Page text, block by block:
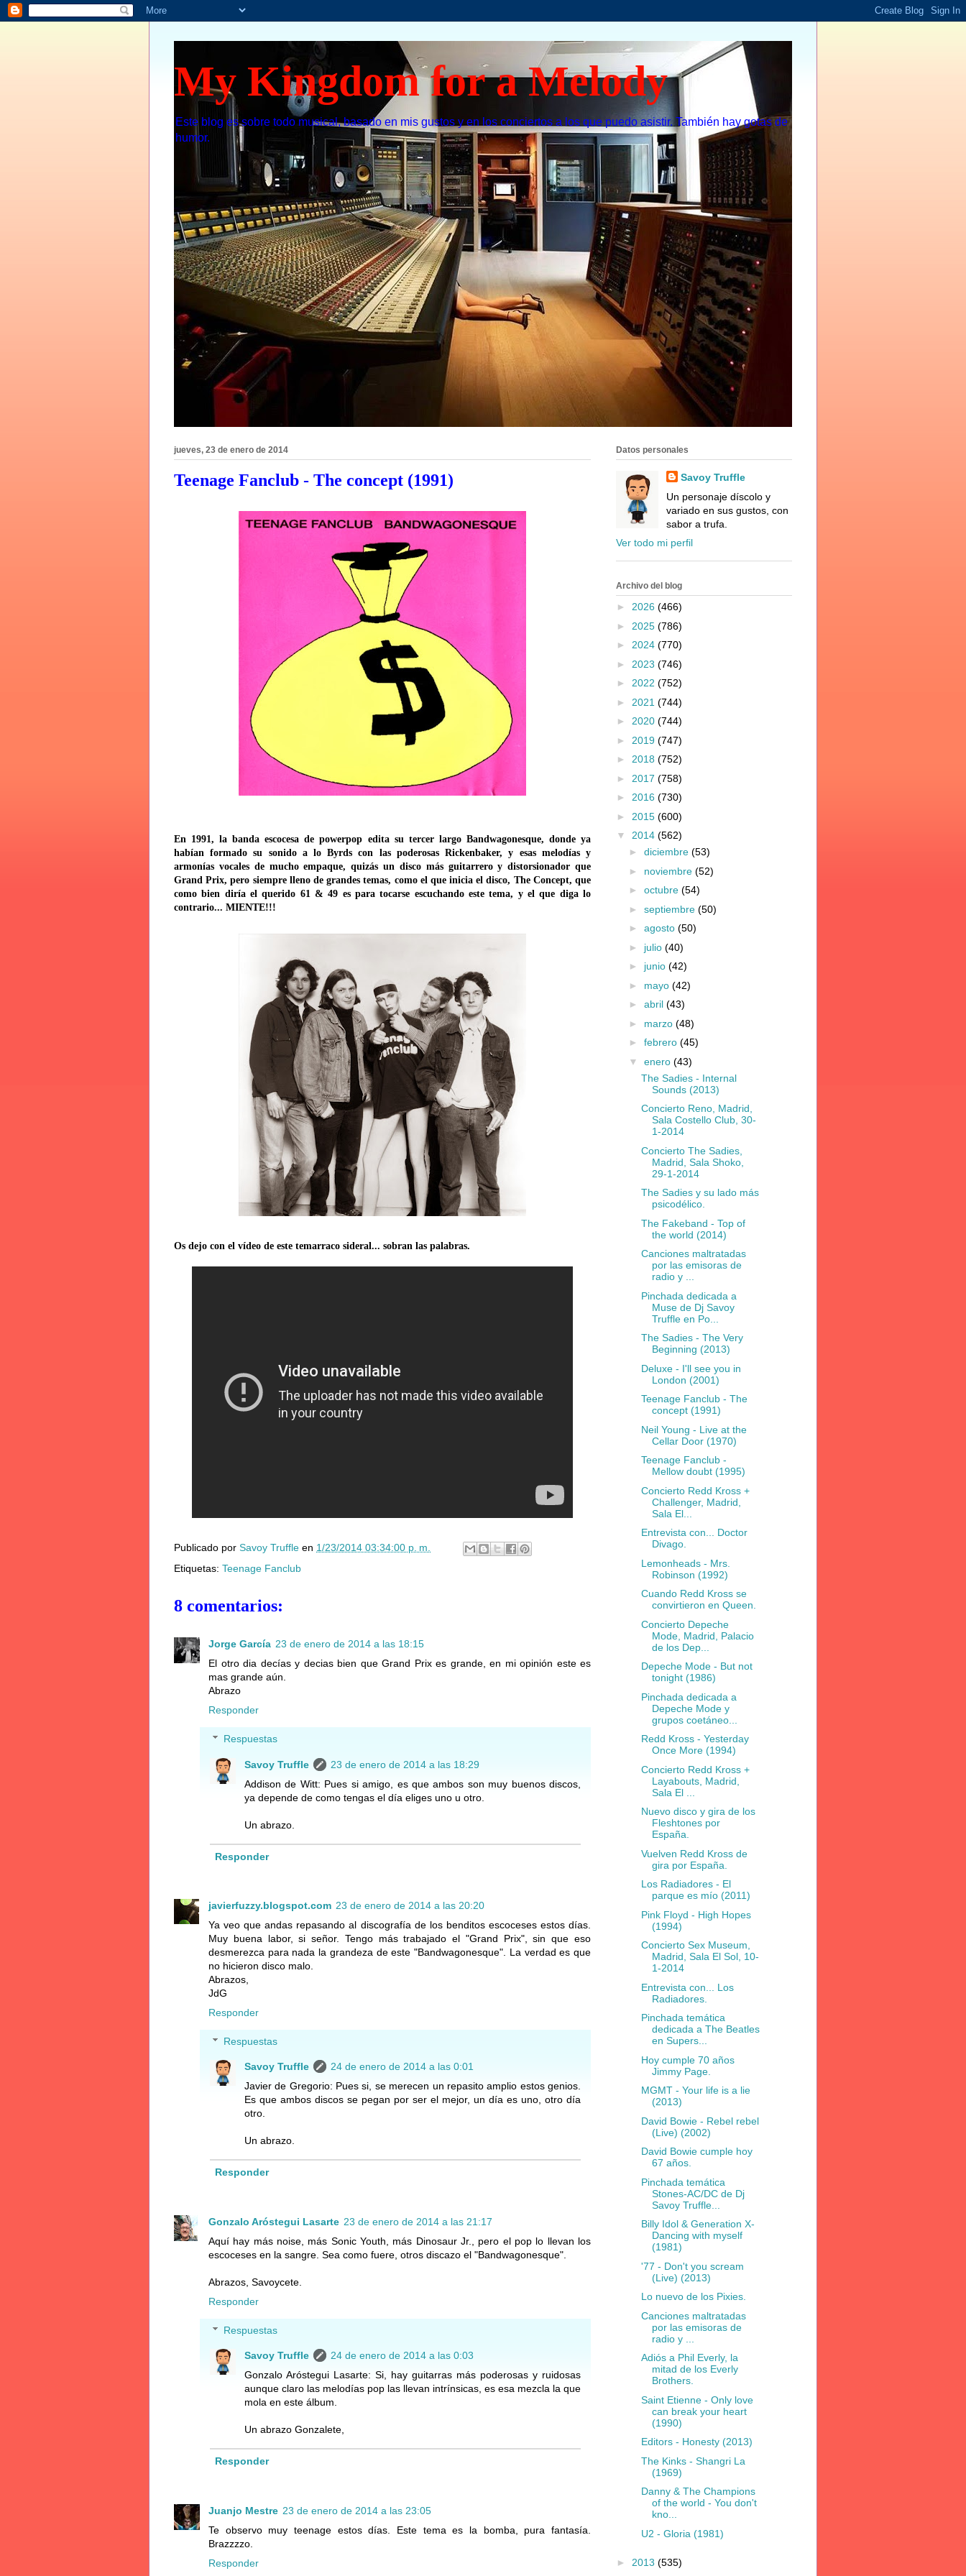
My Kingdom for a Melody
Este blog es sobre todo musical, basado en mis gustos y en los conciertos a los que puedo asistir. También hay gotas de
humor.
jueves, 23 de enero de 2014
Teenage Fanclub - The concept (1991)
En 1991, la banda escocesa de powerpop edita su tercer largo Bandwagonesque, donde ya
habían formado su sonido a lo Byrds con las poderosas Rickenbaker, y esas melodías y
armonías vocales de mucho empaque, quizás un disco más guitarrero y distorsionador que
Grand Prix, pero siempre lleno de grandes temas, como el que inicia el disco, The Concept, que
como bien diría el querido 61 & 49 es para tocarse escuchando este tema, y el que diga lo
contrario... MIENTE!!!
Os dejo con el vídeo de este temarraco sideral... sobran las palabras.
Publicado por Savoy Truffle en 1/23/2014 03:34:00 p. m.
Etiquetas: Teenage Fanclub
8 comentarios:
Jorge García 23 de enero de 2014 a las 18:15
El otro dia decías y decias bien que Grand Prix es grande, en mi opinión este es
mas grande aún.
Abrazo
Responder
Respuestas
Savoy Truffle
23 de enero de 2014 a las 18:29
Addison de Witt: Pues si amigo, es que ambos son muy buenos discos,
ya depende de como tengas el día eliges uno u otro.
Un abrazo.
Responder
javierfuzzy.blogspot.com 23 de enero de 2014 a las 20:20
Ya veo que andas repasando al discografía de los benditos escoceses estos días.
Muy buena labor, si señor. Tengo más trabajado el "Grand Prix", sin que eso
desmerezca para nada la grandeza de este "Bandwagonesque". La verdad es que
no hicieron disco malo.
Abrazos,
JdG
Responder
Respuestas
Savoy Truffle
24 de enero de 2014 a las 0:01
Javier de Gregorio: Pues si, se merecen un repasito amplio estos genios.
Es que ambos discos se pegan por ser el mejor, un día es uno, otro día
otro.
Un abrazo.
Responder
Gonzalo Aróstegui Lasarte 23 de enero de 2014 a las 21:17
Aquí hay más noise, más Sonic Youth, más Dinosaur Jr., pero el pop lo llevan los
escoceses en la sangre. Sea como fuere, otros discazo el "Bandwagonesque".
Abrazos, Savoycete.
Responder
Respuestas
Savoy Truffle
24 de enero de 2014 a las 0:03
Gonzalo Aróstegui Lasarte: Si, hay guitarras más poderosas y ruidosas
aunque claro las melodías pop las llevan intrínsicas, es esa mezcla la que
mola en este álbum.
Un abrazo Gonzalete,
Responder
Juanjo Mestre 23 de enero de 2014 a las 23:05
Te observo muy teenage estos días. Este tema es la bomba, pura fantasía.
Brazzzzo.
Responder
Datos personales
Savoy Truffle
Un personaje díscolo y
variado en sus gustos, con
sabor a trufa.
Ver todo mi perfil
Archivo del blog
► 2026 (466)
► 2025 (786)
► 2024 (770)
► 2023 (746)
► 2022 (752)
► 2021 (744)
► 2020 (744)
► 2019 (747)
► 2018 (752)
► 2017 (758)
► 2016 (730)
► 2015 (600)
▼ 2014 (562)
► diciembre (53)
► noviembre (52)
► octubre (54)
► septiembre (50)
► agosto (50)
► julio (40)
► junio (42)
► mayo (42)
► abril (43)
► marzo (48)
► febrero (45)
▼ enero (43)
The Sadies - Internal
Sounds (2013)
Concierto Reno, Madrid,
Sala Costello Club, 30-
1-2014
Concierto The Sadies,
Madrid, Sala Shoko,
29-1-2014
The Sadies y su lado más
psicodélico.
The Fakeband - Top of
the world (2014)
Canciones maltratadas
por las emisoras de
radio y ...
Pinchada dedicada a
Muse de Dj Savoy
Truffle en Po...
The Sadies - The Very
Beginning (2013)
Deluxe - I'll see you in
London (2001)
Teenage Fanclub - The
concept (1991)
Neil Young - Live at the
Cellar Door (1970)
Teenage Fanclub -
Mellow doubt (1995)
Concierto Redd Kross +
Challenger, Madrid,
Sala El...
Entrevista con... Doctor
Divago.
Lemonheads - Mrs.
Robinson (1992)
Cuando Redd Kross se
convirtieron en Queen.
Concierto Depeche
Mode, Madrid, Palacio
de los Dep...
Depeche Mode - But not
tonight (1986)
Pinchada dedicada a
Depeche Mode y
grupos coetáneo...
Redd Kross - Yesterday
Once More (1994)
Concierto Redd Kross +
Layabouts, Madrid,
Sala El ...
Nuevo disco y gira de los
Fleshtones por
España.
Vuelven Redd Kross de
gira por España.
Los Radiadores - El
parque es mío (2011)
Pink Floyd - High Hopes
(1994)
Concierto Sex Museum,
Madrid, Sala El Sol, 10-
1-2014
Entrevista con... Los
Radiadores.
Pinchada temática
dedicada a The Beatles
en Supers...
Hoy cumple 70 años
Jimmy Page.
MGMT - Your life is a lie
(2013)
David Bowie - Rebel rebel
(Live) (2002)
David Bowie cumple hoy
67 años.
Pinchada temática
Stones-AC/DC de Dj
Savoy Truffle...
Billy Idol & Generation X-
Dancing with myself
(1981)
'77 - Don't you scream
(Live) (2013)
Lo nuevo de los Pixies.
Canciones maltratadas
por las emisoras de
radio y ...
Adiós a Phil Everly, la
mitad de los Everly
Brothers.
Saint Etienne - Only love
can break your heart
(1990)
Editors - Honesty (2013)
The Kinks - Shangri La
(1969)
Danny & The Champions
of the world - You don't
kno...
U2 - Gloria (1981)
► 2013 (535)